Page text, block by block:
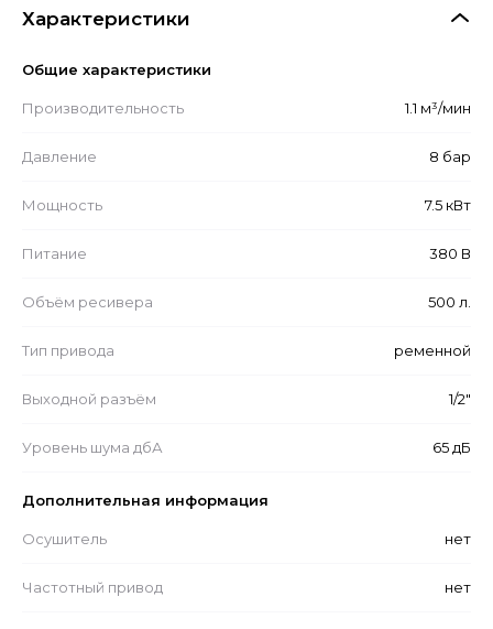
Характеристики
Общие характеристики
Производительность 1.1 м³/мин
Давление 8 бар
Мощность 7.5 кВт
Питание 380 В
Объём ресивера 500 л.
Тип привода ременной
Выходной разъём 1/2"
Уровень шума дбА 65 дБ
Дополнительная информация
Осушитель нет
Частотный привод нет